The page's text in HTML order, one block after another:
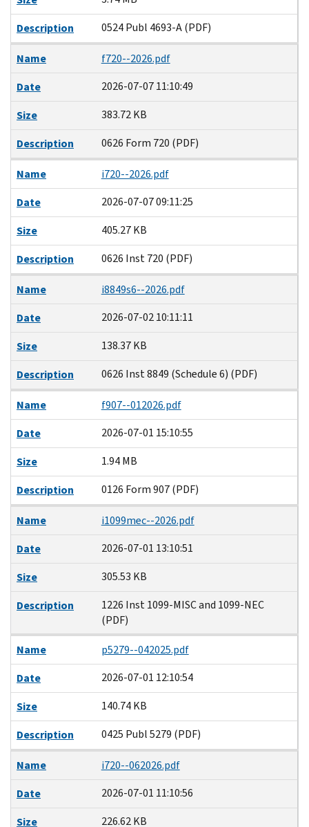
Description
0524 Publ 4693-A (PDF)
Name
f720--2026.pdf
Date
2026-07-07 11:10:49
Size
383.72 KB
Description
0626 Form 720 (PDF)
Name
i720--2026.pdf
Date
2026-07-07 09:11:25
Size
405.27 KB
Description
0626 Inst 720 (PDF)
Name
i8849s6--2026.pdf
Date
2026-07-02 10:11:11
Size
138.37 KB
Description
0626 Inst 8849 (Schedule 6) (PDF)
Name
f907--012026.pdf
Date
2026-07-01 15:10:55
Size
1.94 MB
Description
0126 Form 907 (PDF)
Name
i1099mec--2026.pdf
Date
2026-07-01 13:10:51
Size
305.53 KB
Description
1226 Inst 1099-MISC and 1099-NEC
(PDF)
Name
p5279--042025.pdf
Date
2026-07-01 12:10:54
Size
140.74 KB
Description
0425 Publ 5279 (PDF)
Name
i720--062026.pdf
Date
2026-07-01 11:10:56
Size
226.62 KB